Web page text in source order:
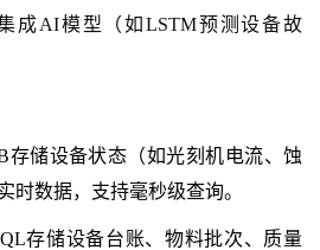
成AI模型（如LSTM预测设备故
存储设备状态（如光刻机电流、蚀
时数据，支持毫秒级查询。
存储设备台账、物料批次、质量